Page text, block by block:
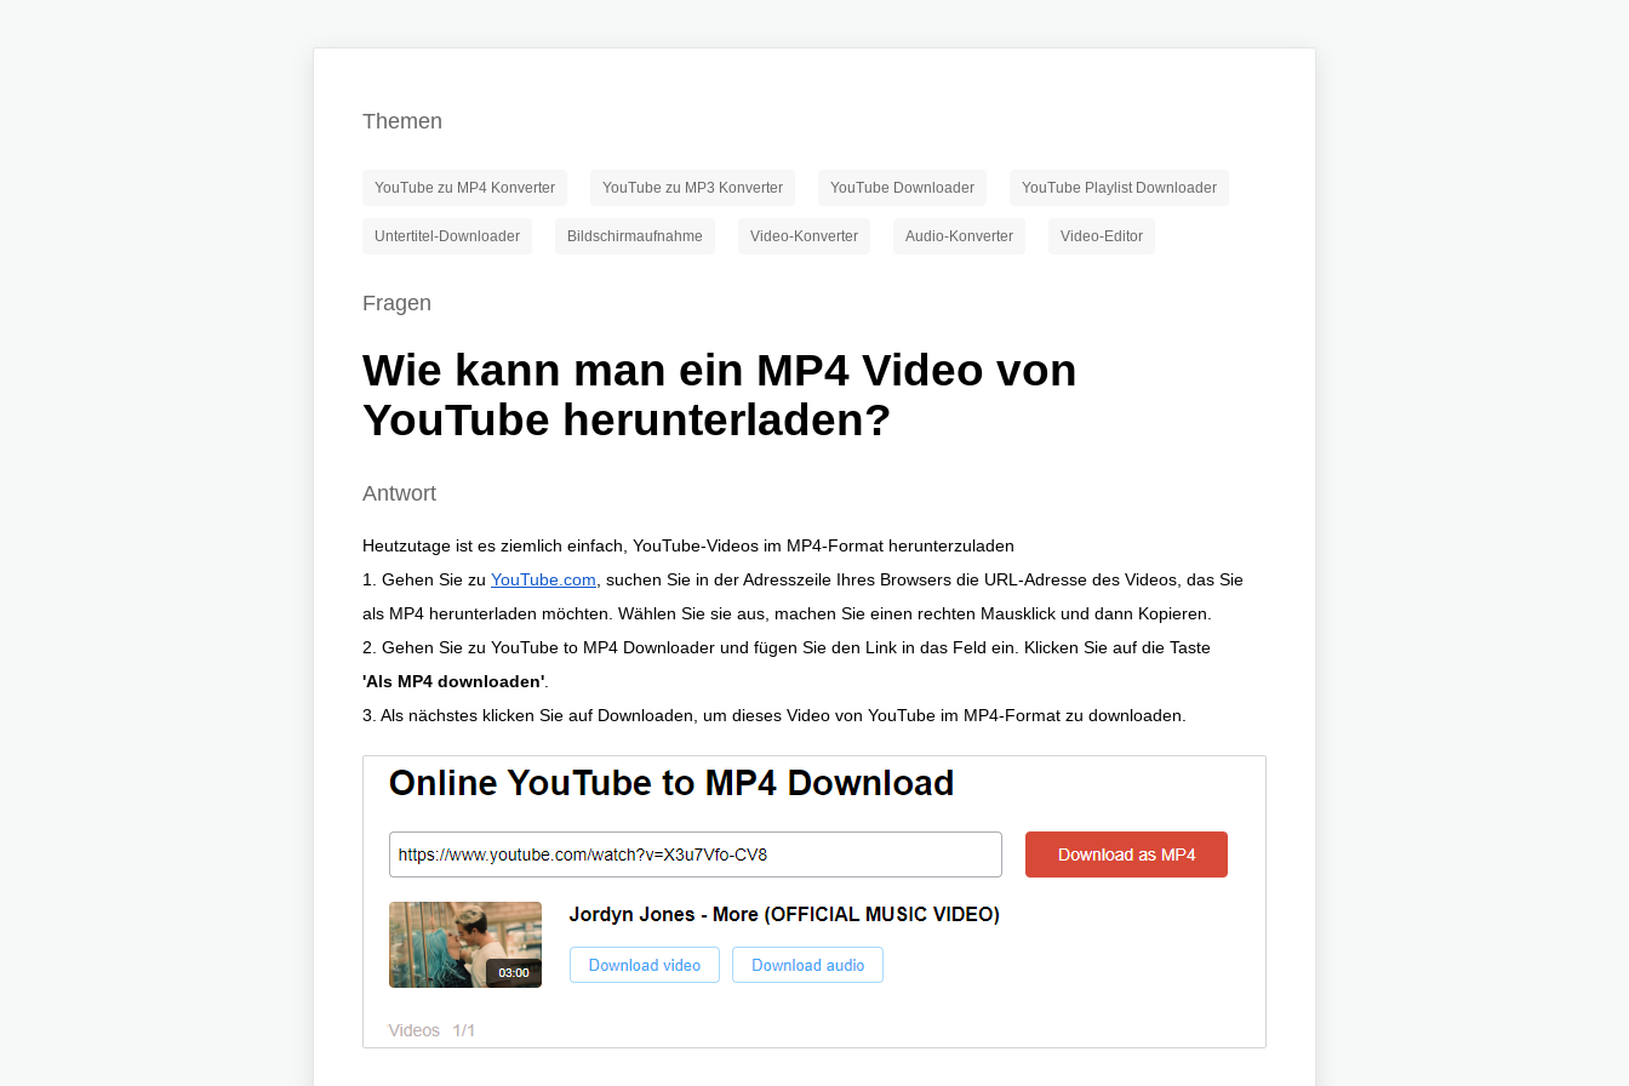
Themen
YouTube zu MP4 Konverter YouTube zu MP3 Konverter YouTube Downloader YouTube Playlist Downloader
Untertitel-Downloader Bildschirmaufnahme Video-Konverter Audio-Konverter Video-Editor
Fragen
Wie kann man ein MP4 Video von
YouTube herunterladen?
Antwort
Heutzutage ist es ziemlich einfach, YouTube-Videos im MP4-Format herunterzuladen
1. Gehen Sie zu YouTube.com , suchen Sie in der Adresszeile Ihres Browsers die URL-Adresse des Videos, das Sie
als MP4 herunterladen möchten. Wählen Sie sie aus, machen Sie einen rechten Mausklick und dann Kopieren.
2. Gehen Sie zu YouTube to MP4 Downloader und fügen Sie den Link in das Feld ein. Klicken Sie auf die Taste
'Als MP4 downloaden'
3. Als nächstes klicken Sie auf Downloaden, um dieses Video von YouTube im MP4-Format zu downloaden.